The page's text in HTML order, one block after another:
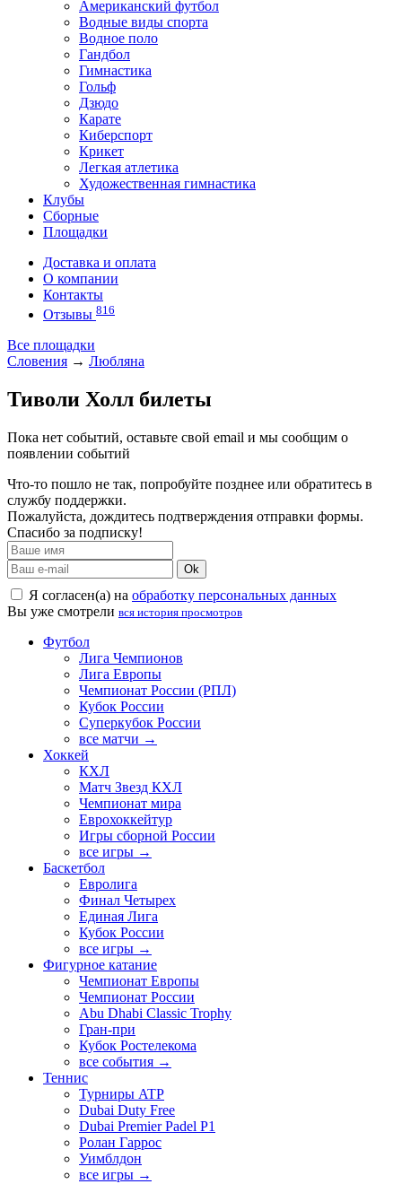
Американский футбол
Водные виды спорта
Водное поло
Гандбол
Гимнастика
Гольф
Дзюдо
Карате
Киберспорт
Крикет
Легкая атлетика
Художественная гимнастика
Клубы
Сборные
Площадки
Доставка и оплата
О компании
Контакты
Отзывы 816
Все площадки
Словения → Любляна
Тиволи Холл билеты
Пока нет событий, оставьте свой email и мы сообщим о
появлении событий
Что-то пошло не так, попробуйте позднее или обратитесь в
службу поддержки.
Пожалуйста, дождитесь подтверждения отправки формы.
Спасибо за подписку!
Ok
Я согласен(а) на обработку персональных данных
Вы уже смотрели вся история просмотров
Футбол
Лига Чемпионов
Лига Европы
Чемпионат России (РПЛ)
Кубок России
Суперкубок России
все матчи →
Хоккей
КХЛ
Матч Звезд КХЛ
Чемпионат мира
Еврохоккейтур
Игры сборной России
все игры →
Баскетбол
Евролига
Финал Четырех
Единая Лига
Кубок России
все игры →
Фигурное катание
Чемпионат Европы
Чемпионат России
Abu Dhabi Classic Trophy
Гран-при
Кубок Ростелекома
все события →
Теннис
Турниры ATP
Dubai Duty Free
Dubai Premier Padel P1
Ролан Гаррос
Уимблдон
все игры →